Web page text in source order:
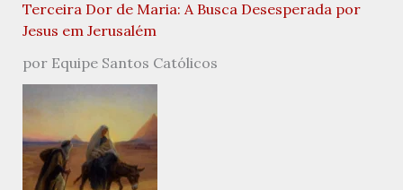
Terceira Dor de Maria: A Busca Desesperada por
Jesus em Jerusalém
por Equipe Santos Católicos